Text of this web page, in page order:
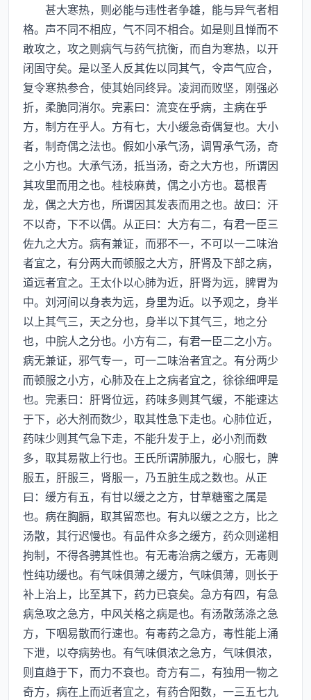
甚大寒热，则必能与违性者争雄，能与异气者相
格。声不同不相应，气不同不相合。如是则且惮而不
敢攻之，攻之则病气与药气抗衡，而自为寒热，以开
闭固守矣。是以圣人反其佐以同其气，令声气应合，
复令寒热参合，使其始同终异。凌润而败坚，刚强必
折，柔脆同消尔。完素曰：流变在乎病，主病在乎
方，制方在乎人。方有七，大小缓急奇偶复也。大小
者，制奇偶之法也。假如小承气汤，调胃承气汤，奇
之小方也。大承气汤，抵当汤，奇之大方也，所谓因
其攻里而用之也。桂枝麻黄，偶之小方也。葛根青
龙，偶之大方也，所谓因其发表而用之也。故曰：汗
不以奇，下不以偶。从正曰：大方有二，有君一臣三
佐九之大方。病有兼证，而邪不一，不可以一二味治
者宜之，有分两大而顿服之大方，肝肾及下部之病，
道远者宜之。王太仆以心肺为近，肝肾为远，脾胃为
中。刘河间以身表为远，身里为近。以予观之，身半
以上其气三，天之分也，身半以下其气三，地之分
也，中脘人之分也。小方有二，有君一臣二之小方。
病无兼证，邪气专一，可一二味治者宜之。有分两少
而顿服之小方，心肺及在上之病者宜之，徐徐细呷是
也。完素曰：肝肾位远，药味多则其气缓，不能速达
于下，必大剂而数少，取其性急下走也。心肺位近，
药味少则其气急下走，不能升发于上，必小剂而数
多，取其易散上行也。王氏所谓肺服九，心服七，脾
服五，肝服三，肾服一，乃五脏生成之数也。从正
曰：缓方有五，有甘以缓之之方，甘草糖蜜之属是
也。病在胸膈，取其留恋也。有丸以缓之之方，比之
汤散，其行迟慢也。有品件众多之缓方，药众则递相
拘制，不得各骋其性也。有无毒治病之缓方，无毒则
性纯功缓也。有气味俱薄之缓方，气味俱薄，则长于
补上治上，比至其下，药力已衰矣。急方有四，有急
病急攻之急方，中风关格之病是也。有汤散荡涤之急
方，下咽易散而行速也。有毒药之急方，毒性能上涌
下泄，以夺病势也。有气味俱浓之急方，气味俱浓，
则直趋于下，而力不衰也。奇方有二，有独用一物之
奇方，病在上而近者宜之，有药合阳数，一三五七九